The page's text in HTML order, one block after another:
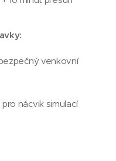
venkovní
nácvik simulací